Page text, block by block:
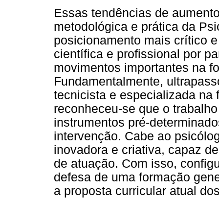
Essas tendências de
metodológica e prática da
posicionamento mais crítico
científica e profissional por
movimentos importantes na
Fundamentalmente,
tecnicista e especializada na
reconheceu-se que o
instrumentos pré-
intervenção. Cabe ao
inovadora e criativa, capaz
de atuação. Com isso,
defesa de uma formação
a proposta curricular atual